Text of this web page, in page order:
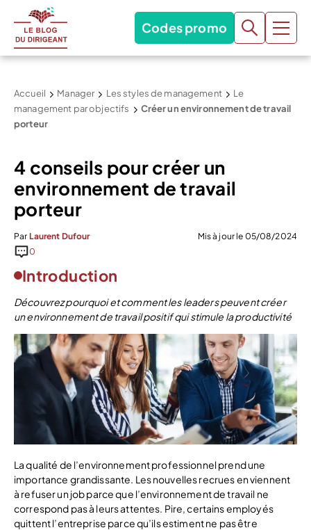
Codes promo
Accueil Manager Les styles de management
Le
management par objectifs
Créer un environnement de travail
porteur
4 conseils pour créer un
environnement de travail
porteur
Par Laurent Dufour
Mis à jour le 05/08/2024
0
Introduction
Découvrez pourquoi et comment les leaders peuvent créer
un environnement de travail positif qui stimule la productivité
La qualité de l’environnement professionnel prend une
importance grandissante. Les nouvelles recrues en viennent
à refuser un job parce que l’environnement de travail ne
correspond pas à leurs attentes. Pire, certains employés
quittent l’entreprise parce qu’ils estiment ne pas être